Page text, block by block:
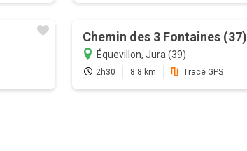
Chemin des 3 Fontaines (37)
Équevillon, Jura (39)
2h30 8.8 km Tracé GPS